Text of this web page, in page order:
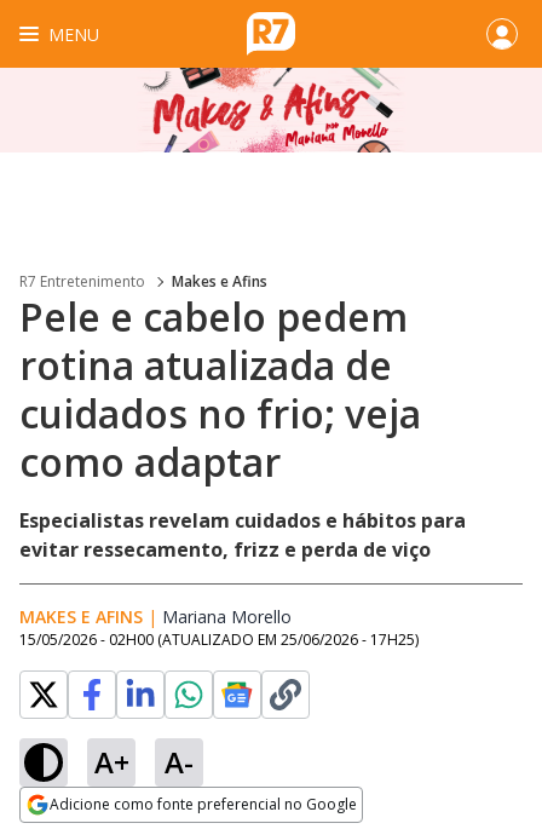
MENU
R7 Entretenimento Makes e Afins
Pele e cabelo pedem
rotina atualizada de
cuidados no frio; veja
como adaptar
Especialistas revelam cuidados e hábitos para
evitar ressecamento, frizz e perda de viço
MAKES E AFINS | Mariana Morello
15/05/2026 - 02H00 (ATUALIZADO EM 25/06/2026 - 17H25)
A+ A-
Adicione como fonte preferencial no Google